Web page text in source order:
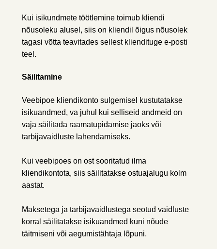
Kui isikundmete töötlemine toimub kliendi
nõusoleku alusel, siis on kliendil õigus nõusolek
tagasi võtta teavitades sellest kliendituge e-posti
teel.
Säilitamine
Veebipoe kliendikonto sulgemisel kustutatakse
isikuandmed, va juhul kui selliseid andmeid on
vaja säilitada raamatupidamise jaoks või
tarbijavaidluste lahendamiseks.
Kui veebipoes on ost sooritatud ilma
kliendikontota, siis säilitatakse ostuajalugu kolm
aastat.
Maksetega ja tarbijavaidlustega seotud vaidluste
korral säilitatakse isikuandmed kuni nõude
täitmiseni või aegumistähtaja lõpuni.